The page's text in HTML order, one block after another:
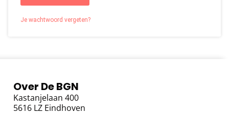
Je wachtwoord vergeten?
Over De BGN
Kastanjelaan 400
5616 LZ Eindhoven